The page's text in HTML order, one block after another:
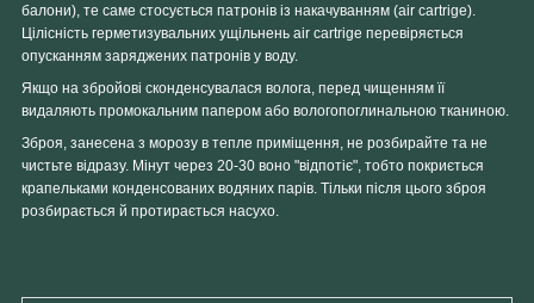
балони), те саме стосується патронів із накачуванням (air cartrige).
Цілісність герметизувальних ущільнень air cartrige перевіряється
опусканням заряджених патронів у воду.
Якщо на збройові сконденсувалася волога, перед чищенням її
видаляють промокальним папером або вологопоглинальною тканиною.
Зброя, занесена з морозу в тепле приміщення, не розбирайте та не
чистьте відразу. Мінут через 20-30 воно "відпотіє", тобто покриється
крапельками конденсованих водяних парів. Тільки після цього зброя
розбирається й протирається насухо.